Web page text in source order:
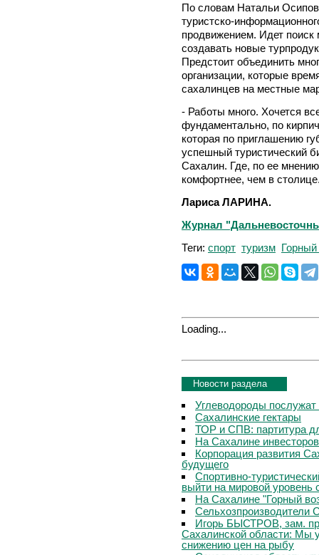
По словам Натальи
туристско-
продвижением. Идет поиск
создавать новые
Предстоит объединить
организации, которые
сахалинцев на местные
- Работы много. Хочется
фундаментально, по
которая по приглашению
успешный туристический
Сахалин. Где, по ее
комфортнее, чем в
Лариса ЛАРИНА.
Журнал
Теги: спорт туризм
Loading...
Новости раздела
Углеводороды
Сахалинские гектары
ТОР и СПВ: партитура
На Сахалине
Корпорация развития
будущего
Спортивно-
выйти на мировой уровень
На Сахалине "Горный
Сельхозпроизводители
Игорь БЫСТРОВ, зам.
Сахалинской области: Мы
снижению цен на рыбу